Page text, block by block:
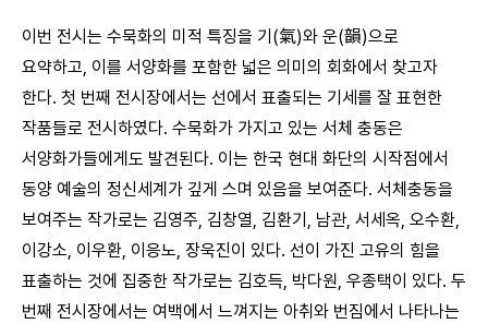
이번 전시는 수묵화의 미적 특징을 기(氣)와 운(韻)으로
요약하고, 이를 서양화를 포함한 넓은 의미의 회화에서 찾고자
한다. 첫 번째 전시장에서는 선에서 표출되는 기세를 잘 표현한
작품들로 전시하였다. 수묵화가 가지고 있는 서체 충동은
서양화가들에게도 발견된다. 이는 한국 현대 화단의 시작점에서
동양 예술의 정신세계가 깊게 스며 있음을 보여준다. 서체충동을
보여주는 작가로는 김영주, 김창열, 김환기, 남관, 서세옥, 오수환,
이강소, 이우환, 이응노, 장욱진이 있다. 선이 가진 고유의 힘을
표출하는 것에 집중한 작가로는 김호득, 박다원, 우종택이 있다. 두
번째 전시장에서는 여백에서 느껴지는 아취와 번짐에서 나타나는